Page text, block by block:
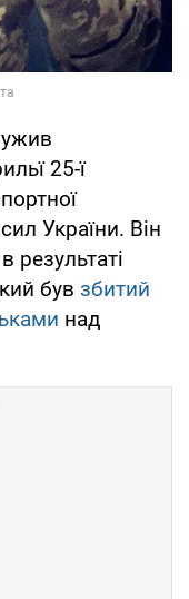
25-ї
України. Він
результаті
був збитий
над